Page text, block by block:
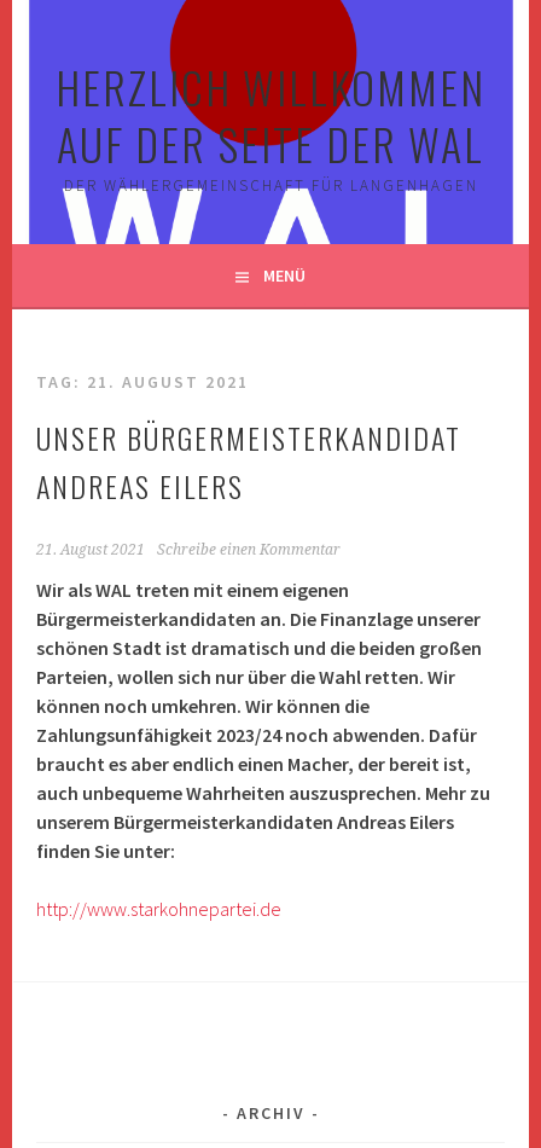
HERZLICH WILLKOMMEN
AUF DER SEITE DER WAL
DER WÄHLERGEMEINSCHAFT FÜR LANGENHAGEN
MENÜ
TAG: 21. AUGUST 2021
UNSER BÜRGERMEISTERKANDIDAT
ANDREAS EILERS
21. August 2021 Schreibe einen Kommentar
Wir als WAL treten mit einem eigenen
Bürgermeisterkandidaten an. Die Finanzlage unserer
schönen Stadt ist dramatisch und die beiden großen
Parteien, wollen sich nur über die Wahl retten. Wir
können noch umkehren. Wir können die
Zahlungsunfähigkeit 2023/24 noch abwenden. Dafür
braucht es aber endlich einen Macher, der bereit ist,
auch unbequeme Wahrheiten auszusprechen. Mehr zu
unserem Bürgermeisterkandidaten Andreas Eilers
finden Sie unter:
http://www.starkohnepartei.de
ARCHIV